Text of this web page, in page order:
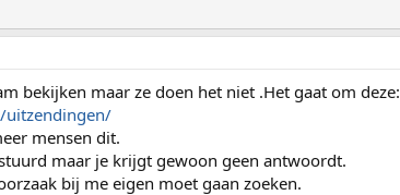
bekijken maar ze doen het niet .Het gaat om deze:
mensen dit.
maar je krijgt gewoon geen antwoordt.
bij me eigen moet gaan zoeken.